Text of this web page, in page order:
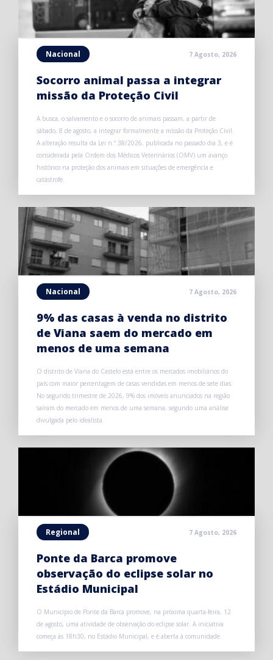
Nacional 7 Agosto, 2026
Socorro animal passa a integrar
missão da Proteção Civil
A busca, o salvamento e o socorro de animais passam, a partir de
sábado, 8 de agosto, a integrar formalmente a missão da Proteção Civil.
A alteração resulta da Lei n.º 38/2026, publicada no passado dia 3, e é
considerada pela Ordem dos Médicos Veterinários (OMV) um avanço
histórico na proteção dos animais em situações de emergência e
catástrofe.
Nacional 7 Agosto, 2026
9% das casas à venda no distrito
de Viana saem do mercado em
menos de uma semana
O distrito de Viana do Castelo está entre os mercados imobiliários do
país com maior percentagem de casas vendidas em menos de sete dias.
No segundo trimestre de 2026, 9% dos imóveis anunciados na região
saíram do mercado em menos de uma semana, segundo uma análise
divulgada pelo idealista.
Regional 7 Agosto, 2026
Ponte da Barca promove
observação do eclipse solar no
Estádio Municipal
O Município de Ponte da Barca promove, na próxima quarta-feira, 12
de agosto, uma atividade de observação do eclipse solar. A iniciativa
começa às 18h30, no Estádio Municipal, e é aberta à comunidade.